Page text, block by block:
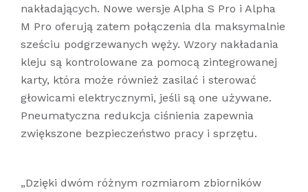
nakładających. Nowe wersje Alpha S Pro i Alpha
M Pro oferują zatem połączenia dla maksymalnie
sześciu podgrzewanych węży. Wzory nakładania
kleju są kontrolowane za pomocą zintegrowanej
karty, która może również zasilać i sterować
głowicami elektrycznymi, jeśli są one używane.
Pneumatyczna redukcja ciśnienia zapewnia
zwiększone bezpieczeństwo pracy i sprzętu.
„Dzięki dwóm różnym rozmiarom zbiorników